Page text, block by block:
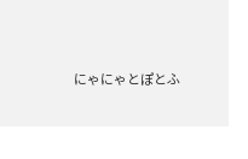
にゃにゃとぽとふ